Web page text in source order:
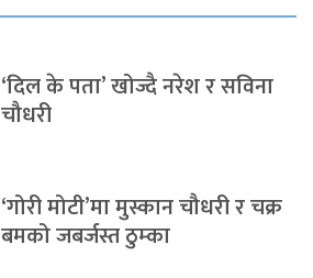
‘दिल के पता’ खोज्दै नरेश र सविना
चौधरी
‘गोरी मोटी’मा मुस्कान चौधरी र चक्र
बमको जबर्जस्त ठुम्का